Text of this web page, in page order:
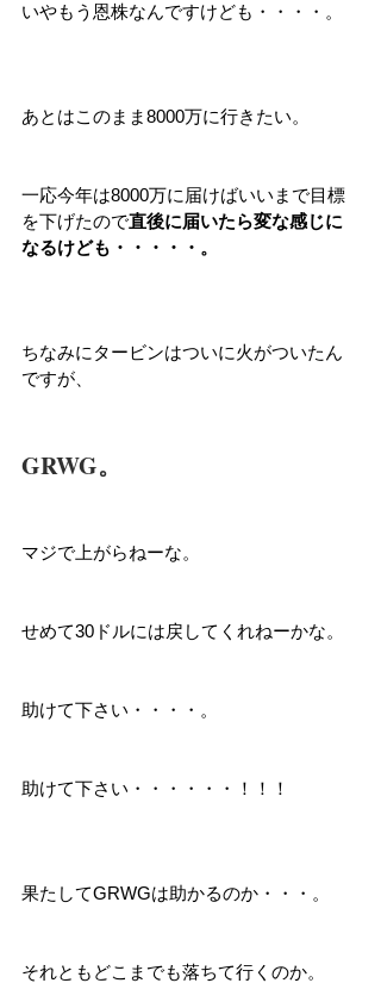
いやもう恩株なんですけども・・・・。
あとはこのまま8000万に行きたい。
一応今年は8000万に届けばいいまで目標
を下げたので直後に届いたら変な感じに
なるけども・・・・・。
ちなみにタービンはついに火がついたん
ですが、
GRWG。
マジで上がらねーな。
せめて30ドルには戻してくれねーかな。
助けて下さい・・・・。
助けて下さい・・・・・・！！！
果たしてGRWGは助かるのか・・・。
それともどこまでも落ちて行くのか。